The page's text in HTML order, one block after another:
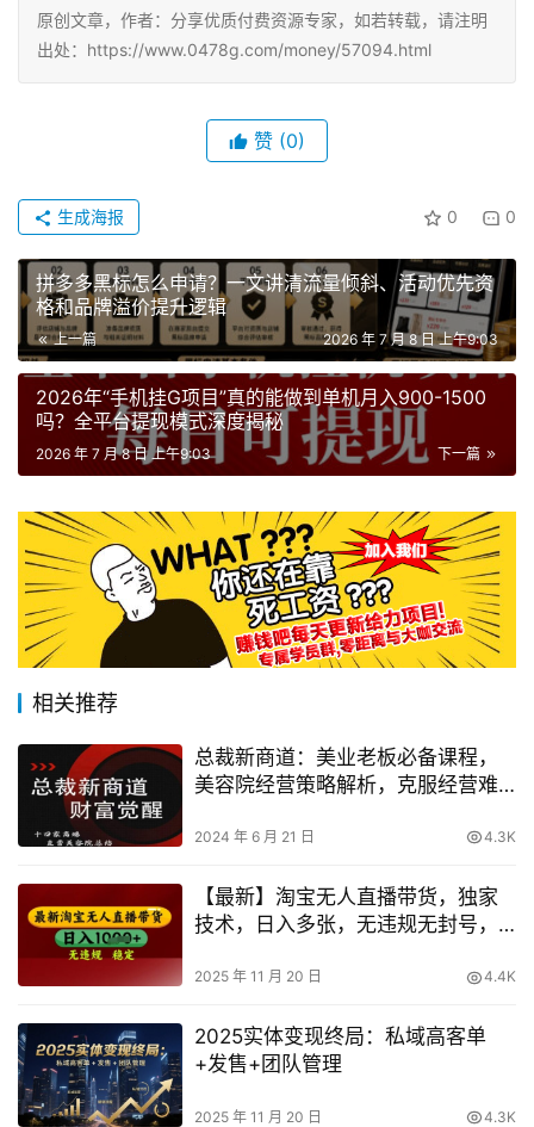
原创文章，作者：分享优质付费资源专家，如若转载，请注明
出处：https://www.0478g.com/money/57094.html
赞 (0)
0 0
生成海报
拼多多黑标怎么申请？一文讲清流量倾斜、活动优先资
格和品牌溢价提升逻辑
上一篇 2026 年 7 月 8 日 上午9:03
2026年“手机挂G项目”真的能做到单机月入900-1500
吗？全平台提现模式深度揭秘
下一篇
2026 年 7 月 8 日 上午9:03
相关推荐
总裁新商道：美业老板必备课程，
美容院经营策略解析，克服经营难
2024 年 6 月 21 日 4.3K
【最新】淘宝无人直播带货，独家
技术，日入多张，无违规无封号，
2025 年 11 月 20 日 4.4K
2025实体变现终局：私域高客单
+发售+团队管理
2025 年 11 月 20 日 4.3K